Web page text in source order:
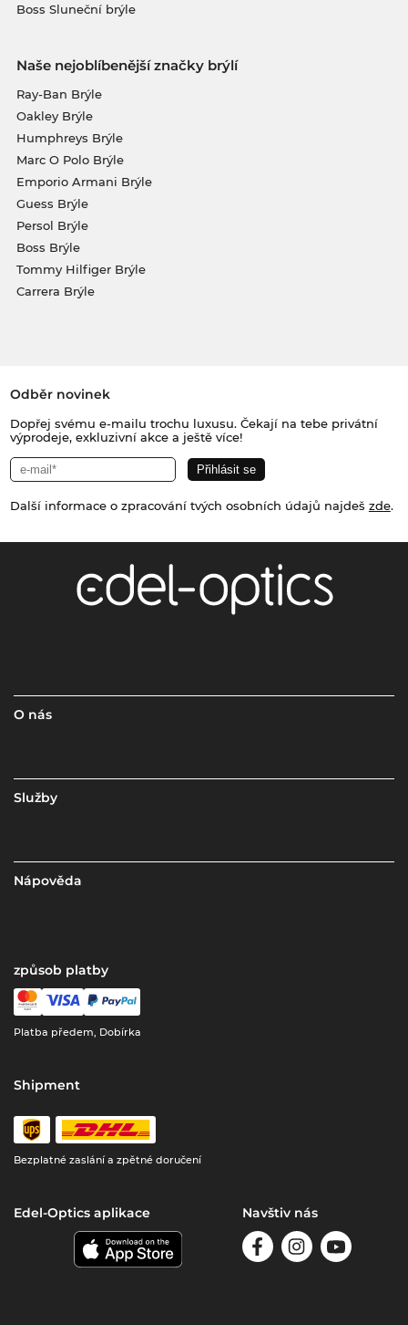
Boss Sluneční brýle
Naše nejoblíbenější značky brýlí
Ray-Ban Brýle
Oakley Brýle
Humphreys Brýle
Marc O Polo Brýle
Emporio Armani Brýle
Guess Brýle
Persol Brýle
Boss Brýle
Tommy Hilfiger Brýle
Carrera Brýle
Odběr novinek
Dopřej svému e-mailu trochu luxusu. Čekají na tebe privátní
výprodeje, exkluzivní akce a ještě více!
Další informace o zpracování tvých osobních údajů najdeš zde.
O nás
Služby
Nápověda
způsob platby
Platba předem, Dobírka
Shipment
Bezplatné zaslání a zpětné doručení
Edel-Optics aplikace Navštiv nás